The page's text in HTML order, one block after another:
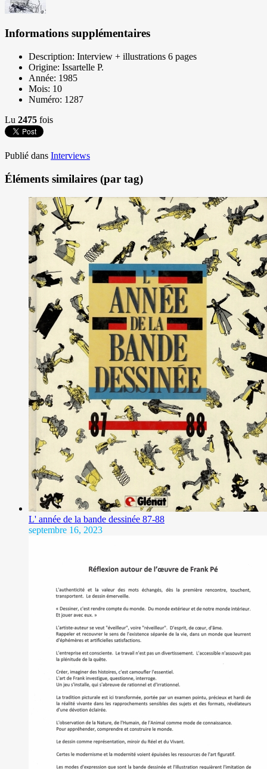
Informations supplémentaires
Description: Interview + illustrations 6 pages
Origine: Issartelle P.
Année: 1985
Mois: 10
Numéro: 1287
Lu 2475 fois
Publié dans Interviews
Éléments similaires (par tag)
L' année de la bande dessinée 87-88
septembre 16, 2023